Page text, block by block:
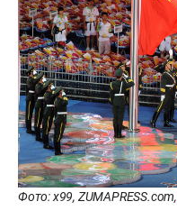
Фото: x99, ZUMAPRESS.com,